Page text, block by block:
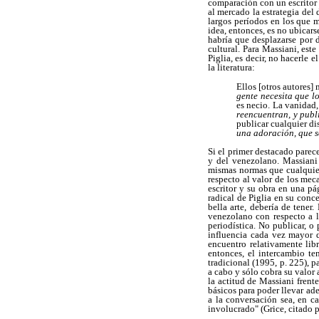
comparación con un
al mercado la estrategia del
largos períodos en los que
idea, entonces, es no
habría que desplazarse por
cultural. Para Massiani,
Piglia, es decir, no hacerle
la literatura:
Ellos [otros autores]
gente necesita que
es necio. La
reencuentran, y
publicar cualquier
una adoración, que
Si el primer destacado
y del venezolano.
mismas normas que
respecto al valor de los
escritor y su obra en una
radical de Piglia en su
bella arte, debería de
venezolano con respecto a
periodística. No publicar, o
influencia cada vez mayor
encuentro relativamente
entonces, el intercambio
tradicional (1995, p. 225),
a cabo y sólo cobra su valor
la actitud de Massiani
básicos para poder llevar
a la conversación sea, en
involucrado" (Grice, citado